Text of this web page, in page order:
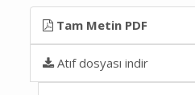
Tam Metin PDF
Atıf dosyası indir